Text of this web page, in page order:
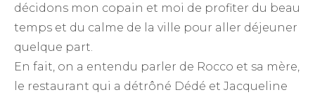
décidons mon copain et moi de profiter du beau
temps et du calme de la ville pour aller déjeuner
quelque part.
En fait, on a entendu parler de Rocco et sa mère,
le restaurant qui a détrôné Dédé et Jacqueline